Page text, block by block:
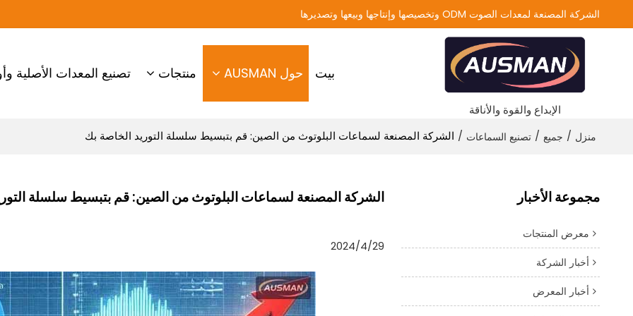
الشركة المصنعة لمعدات الصوت ODM وتخصيصها وإنتاجها وبيعها وتصديرها
الإبداع والقوة والأناقة
بيت حول AUSMAN منتجات تصنيع المعدات الأصلية
منزل / جميع / تصنيع السماعات / الشركة المصنعة لسماعات البلوتوث من الصين: قم بتبسيط سلسلة التوريد الخاصة بك
الشركة المصنعة لسماعات البلوتوث من الصين: قم بتبسيط سلسلة
2024/4/29
مجموعة الأخبار
معرض المنتجات
أخبار الشركة
أخبار المعرض